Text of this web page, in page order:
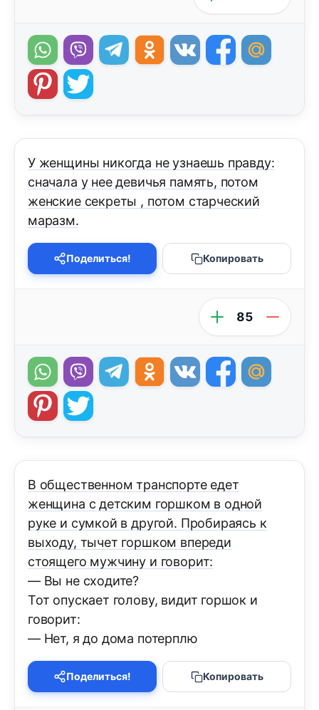
У женщины никогда не узнаешь правду:
сначала у нее девичья память, потом
женские секреты , потом старческий
маразм.
Поделиться! Копировать
85
В общественном транспорте едет
женщина с детским горшком в одной
руке и сумкой в другой. Пробираясь к
выходу, тычет горшком впереди
стоящего мужчину и говорит:
— Вы не сходите?
Тот опускает голову, видит горшок и
говорит:
— Нет, я до дома потерплю
Поделиться! Копировать